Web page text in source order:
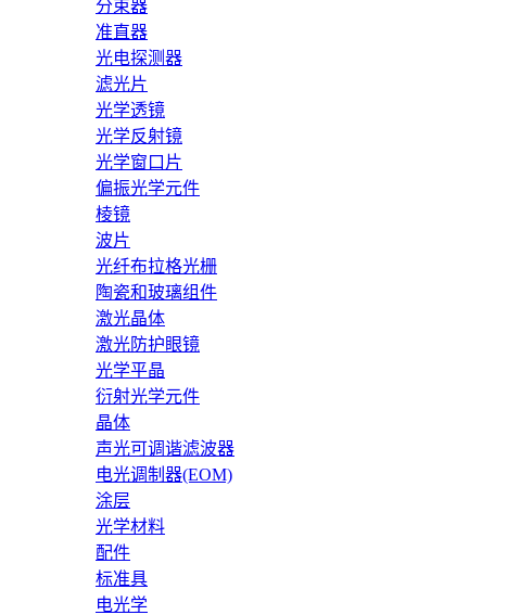
分束器
准直器
光电探测器
滤光片
光学透镜
光学反射镜
光学窗口片
偏振光学元件
棱镜
波片
光纤布拉格光栅
陶瓷和玻璃组件
激光晶体
激光防护眼镜
光学平晶
衍射光学元件
晶体
声光可调谐滤波器
电光调制器(EOM)
涂层
光学材料
配件
标准具
电光学